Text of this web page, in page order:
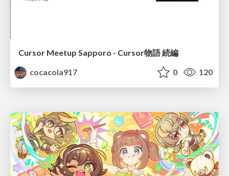
Cursor Meetup Sapporo - Cursor物語 続編
cocacola917
0 120